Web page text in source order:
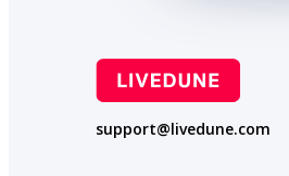
support@livedune.com